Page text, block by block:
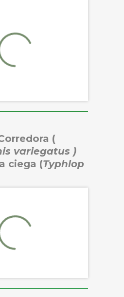
(
variegatus )
ciega (Typhlop